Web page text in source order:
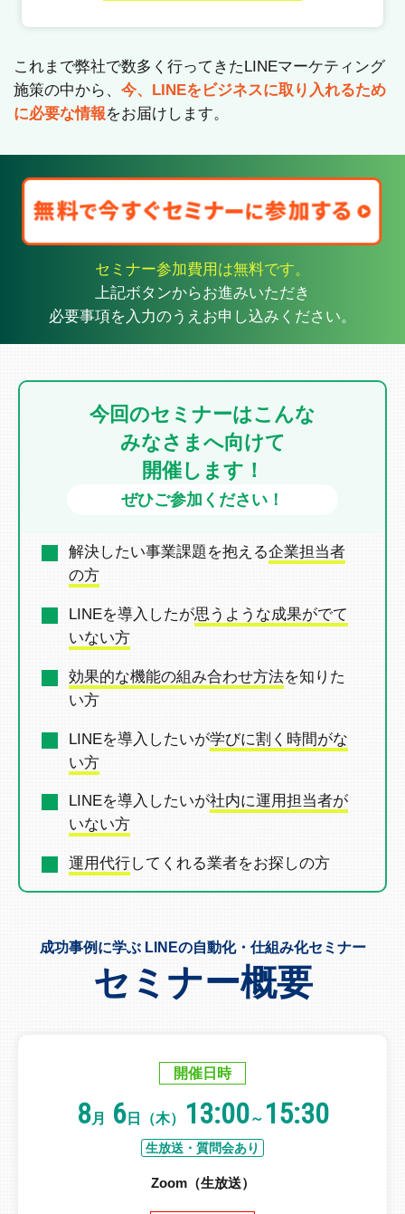
これまで弊社で数多く行ってきたLINEマーケティング
施策の中から、 今、LINEをビジネスに取り入れるため
に必要な情報をお届けします。
セミナー参加費用は無料です。
上記ボタンからお進みいただき
必要事項を入力のうえお申し込みください。
今回のセミナーはこんな
みなさまへ向けて
開催します！
ぜひご参加ください！
解決したい事業課題を抱える企業担当者
の方
LINEを導入したが思うような成果がでて
いない方
効果的な機能の組み合わせ方法を知りた
い方
LINEを導入したいが学びに割く時間がな
い方
LINEを導入したいが社内に運用担当者が
いない方
運用代行してくれる業者をお探しの方
成功事例に学ぶ LINEの自動化・仕組み化セミナー
セミナー概要
開催日時
8月 6日（木） 13:00～ 15:30
生放送・質問会あり
Zoom（生放送）